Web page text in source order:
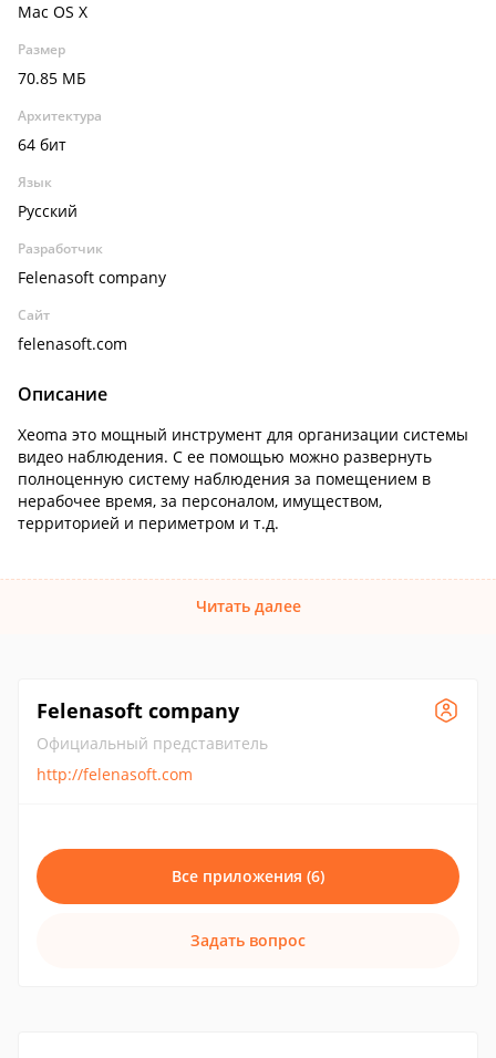
Mac OS X
Размер
70.85 МБ
Архитектура
64 бит
Язык
Русский
Разработчик
Felenasoft company
Сайт
felenasoft.com
Описание
Xeoma это мощный инструмент для организации системы
видео наблюдения. С ее помощью можно развернуть
полноценную систему наблюдения за помещением в
нерабочее время, за персоналом, имуществом,
территорией и периметром и т.д.
Читать далее
Felenasoft company
Официальный представитель
http://felenasoft.com
Все приложения (6)
Задать вопрос